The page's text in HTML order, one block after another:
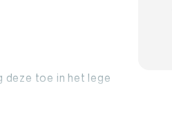
deze toe in het lege